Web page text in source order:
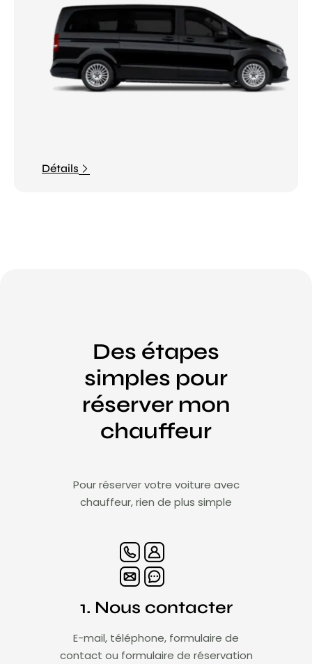
Détails
Des étapes
simples pour
réserver mon
chauffeur
Pour réserver votre voiture avec
chauffeur, rien de plus simple
1. Nous contacter
E-mail, téléphone, formulaire de
contact ou formulaire de réservation